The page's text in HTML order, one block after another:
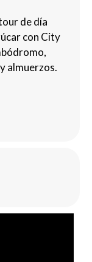
de día
con City
almuerzos.